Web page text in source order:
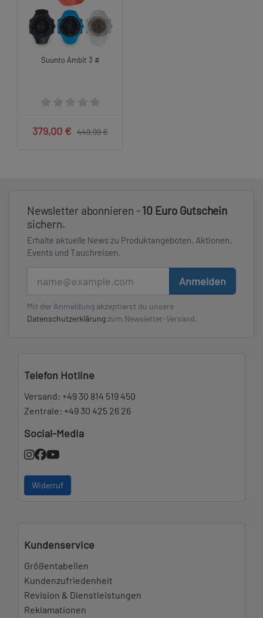
Suunto Ambit 3 #
379,00 € 449,99 €
Newsletter abonnieren -10 Euro Gutschein
sichern.
Erhalte aktuelle News zu Produktangeboten, Aktionen,
Events und Tauchreisen.
Anmelden
Mit der Anmeldung akzeptierst du unsere
Datenschutzerklärung zum Newsletter-Versand.
Telefon Hotline
Versand: +49 30 814 519 450
Zentrale: +49 30 425 26 26
Social-Media
Widerruf
Kundenservice
Größentabellen
Kundenzufriedenheit
Revision & Dienstleistungen
Reklamationen